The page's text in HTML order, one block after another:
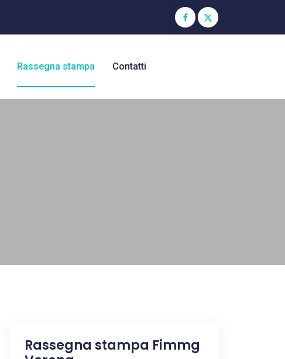
Rassegna stampa Contatti
Rassegna stampa Fimmg